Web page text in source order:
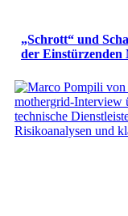
„Schrott“ und
der Einstürzenden